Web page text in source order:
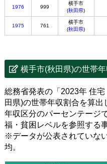
1976 999
横手市
(秋田県)
1975 761
横手市
(秋田県)
横手市(秋田県)の世帯
総務省発表の「2023年 住
田県)の世帯年収割合を算出
年収区分のパーセンテージ
福・貧困レベルを参照する
※データが公表されていな
均。